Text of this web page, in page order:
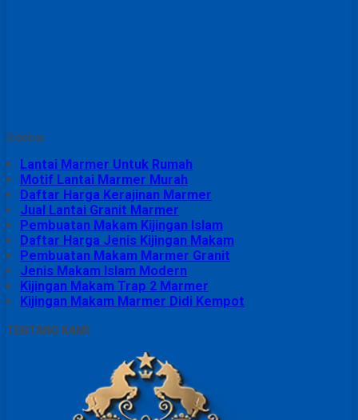
Sidebar
Lantai Marmer Untuk Rumah
Motif Lantai Marmer Murah
Daftar Harga Kerajinan Marmer
Jual Lantai Granit Marmer
Pembuatan Makam Kijingan Islam
Daftar Harga Jenis Kijingan Makam
Pembuatan Makam Marmer Granit
Jenis Makam Islam Modern
Kijingan Makam Trap 2 Marmer
Kijingan Makam Marmer Didi Kempot
TENTANG KAMI